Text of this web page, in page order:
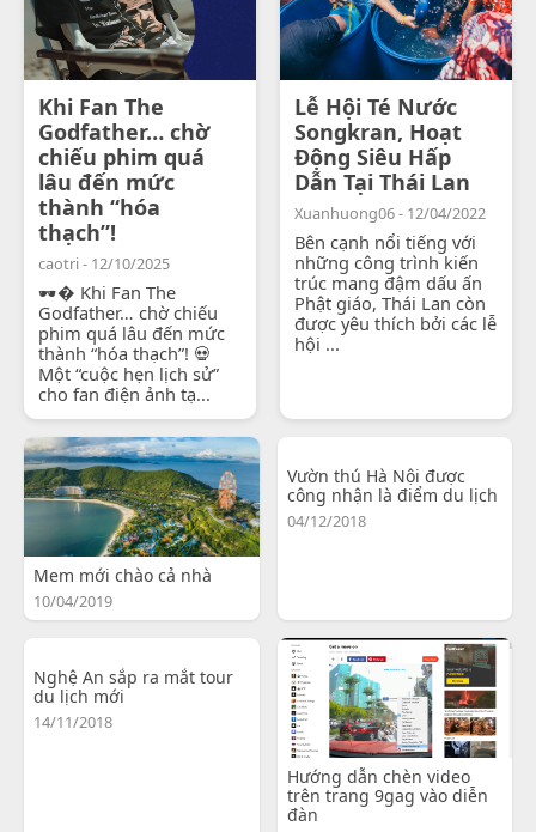
Khi Fan The
Godfather… chờ
chiếu phim quá
lâu đến mức
thành “hóa
thạch”!
caotri - 12/10/2025
🕶� Khi Fan The
Godfather… chờ chiếu
phim quá lâu đến mức
thành “hóa thạch”! 💀
Một “cuộc hẹn lịch sử”
cho fan điện ảnh tạ...
Lễ Hội Té Nước
Songkran, Hoạt
Động Siêu Hấp
Dẫn Tại Thái Lan
Xuanhuong06 - 12/04/2022
Bên cạnh nổi tiếng với
những công trình kiến
trúc mang đậm dấu ấn
Phật giáo, Thái Lan còn
được yêu thích bởi các lễ
hội ...
Mem mới chào cả nhà
10/04/2019
Vườn thú Hà Nội được
công nhận là điểm du lịch
04/12/2018
Nghệ An sắp ra mắt tour
du lịch mới
14/11/2018
Hướng dẫn chèn video
trên trang 9gag vào diễn
đàn